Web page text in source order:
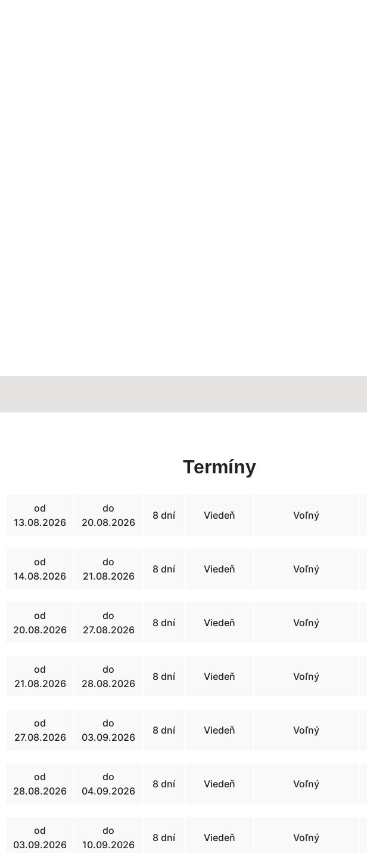
Termíny
od
13.08.2026
do
20.08.2026
8 dní Viedeň Voľný
od
14.08.2026
do
21.08.2026
8 dní Viedeň Voľný
od
20.08.2026
do
27.08.2026
8 dní Viedeň Voľný
od
21.08.2026
do
28.08.2026
8 dní Viedeň Voľný
od
27.08.2026
do
03.09.2026
8 dní Viedeň Voľný
od
28.08.2026
do
04.09.2026
8 dní Viedeň Voľný
od
03.09.2026
do
10.09.2026
8 dní Viedeň Voľný